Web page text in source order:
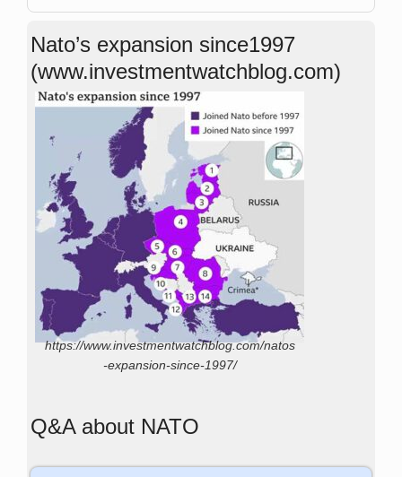
Nato’s expansion since1997
(www.investmentwatchblog.com)
https://www.investmentwatchblog.com/natos
-expansion-since-1997/
Q&A about NATO